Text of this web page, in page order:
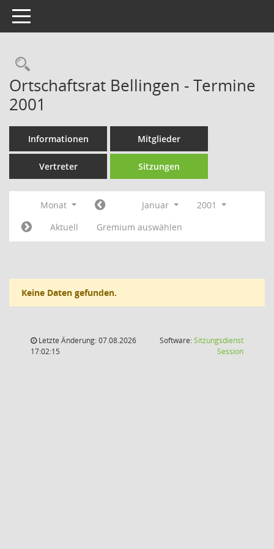
Toggle navigation
Rechercheauswahl
Ortschaftsrat Bellingen - Termine
2001
Informationen Mitglieder
Vertreter Sitzungen
Monat Januar
2001
Aktuell
Gremium auswählen
Keine Daten gefunden.
Letzte Änderung: 07.08.2026
17:02:15
Software:Sitzungsdienst
Session(Wird in